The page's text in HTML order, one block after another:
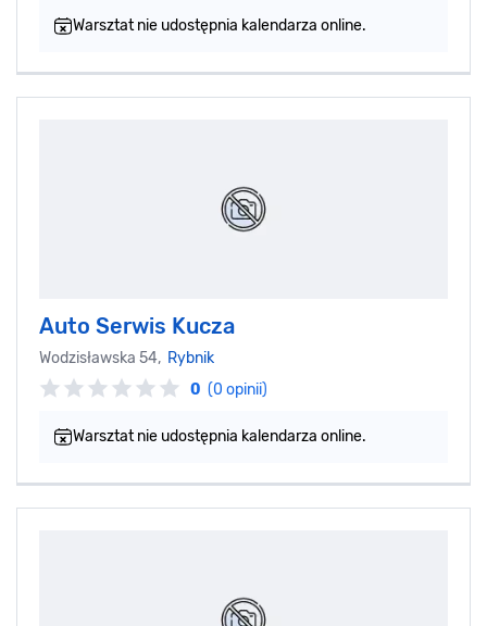
Warsztat nie udostępnia kalendarza online.
Auto Serwis Kucza
Wodzisławska 54, Rybnik
0 (0 opinii)
Warsztat nie udostępnia kalendarza online.